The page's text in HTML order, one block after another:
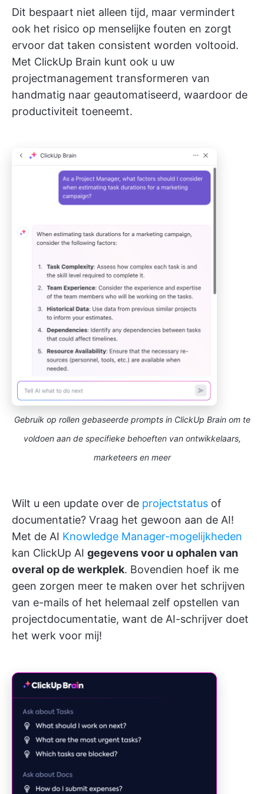
Dit bespaart niet alleen tijd, maar vermindert
ook het risico op menselijke fouten en zorgt
ervoor dat taken consistent worden voltooid.
Met ClickUp Brain kunt ook u uw
projectmanagement transformeren van
handmatig naar geautomatiseerd, waardoor de
productiviteit toeneemt.
Gebruik op rollen gebaseerde prompts in ClickUp Brain om te
voldoen aan de specifieke behoeften van ontwikkelaars,
marketeers en meer
Wilt u een update over de projectstatus of
documentatie? Vraag het gewoon aan de AI!
Met de AI Knowledge Manager-mogelijkheden
kan ClickUp AI gegevens voor u ophalen van
overal op de werkplek. Bovendien hoef ik me
geen zorgen meer te maken over het schrijven
van e-mails of het helemaal zelf opstellen van
projectdocumentatie, want de AI-schrijver doet
het werk voor mij!